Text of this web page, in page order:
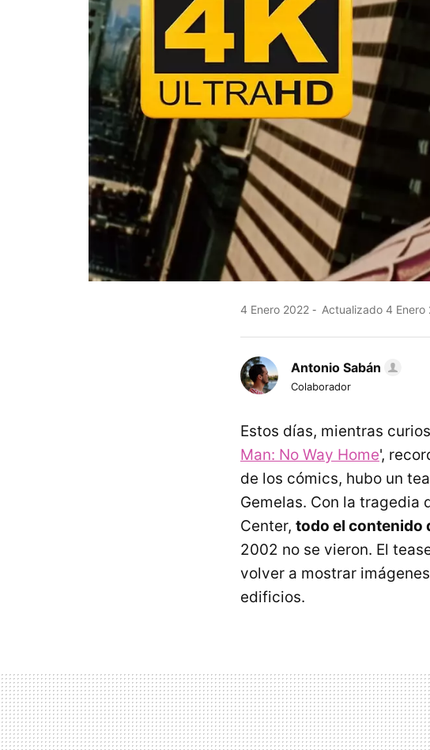
4 Enero 2022 Actualizado 4 Enero
Antonio Sabán
Colaborador
Estos días, mientras
Man: No Way Home',
de los cómics, hubo un
Gemelas. Con la tragedia
Center, todo el contenido
2002 no se vieron. El
volver a mostrar
edificios.